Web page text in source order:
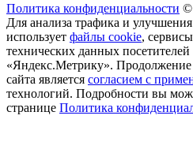
Политика конфиденциальности ©
Для анализа трафика и
использует файлы cookie,
технических данных посетителей
«Яндекс.Метрику». Продолжение
сайта является согласием с
технологий. Подробности вы
странице Политика